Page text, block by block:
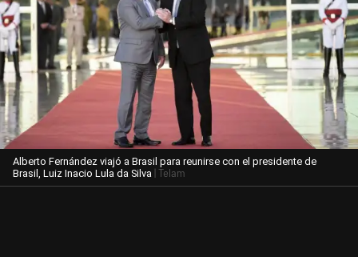
Alberto Fernández viajó a Brasil para reunirse con el presidente de
Brasil, Luiz Inacio Lula da Silva | Telam